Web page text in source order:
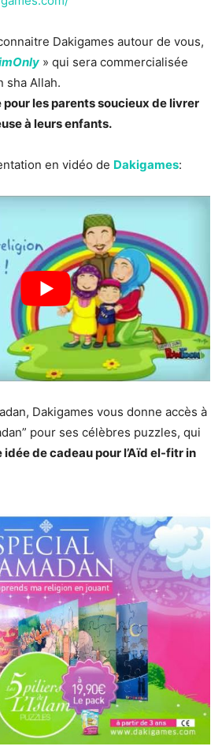
Dakigames autour de vous,
» qui sera commercialisée
sha Allah.
pour les parents soucieux de livrer
à leurs enfants.
en vidéo de Dakigames:
Dakigames vous donne accès à
pour ses célèbres puzzles, qui
de cadeau pour l’Aïd el-fitr in